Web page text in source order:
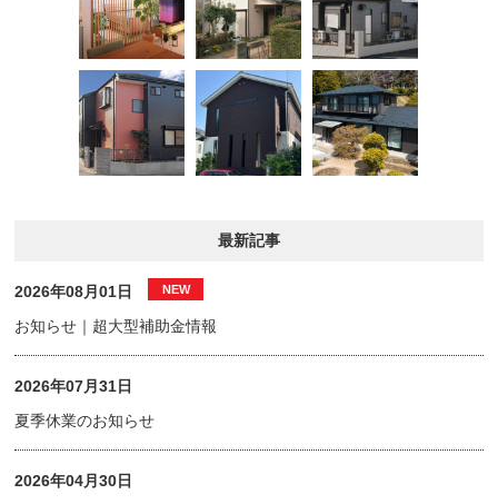
最新記事
2026年08月01日
お知らせ｜超大型補助金情報
2026年07月31日
夏季休業のお知らせ
2026年04月30日